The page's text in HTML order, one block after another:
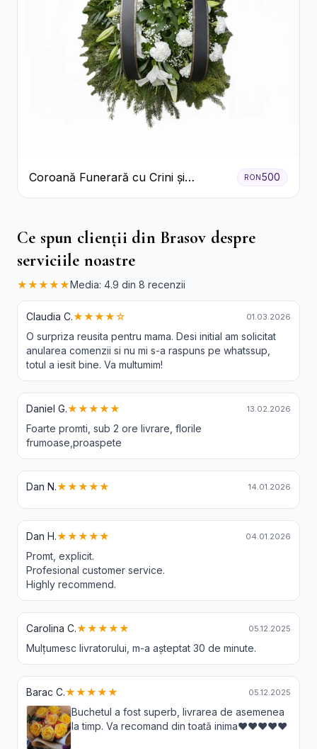
Coroană Funerară cu Crini și
Garoafe Albe
RON500
Ce spun clienții din Brasov despre
serviciile noastre
★★★★★Media: 4.9 din 8 recenzii
Claudia C.★★★★☆ 01.03.2026
O surpriza reusita pentru mama. Desi initial am solicitat
anularea comenzii si nu mi s-a raspuns pe whatssup,
totul a iesit bine. Va multumim!
Daniel G.★★★★★ 13.02.2026
Foarte promti, sub 2 ore livrare, florile
frumoase,proaspete
Dan N.★★★★★ 14.01.2026
Dan H.★★★★★ 04.01.2026
Promt, explicit.
Profesional customer service.
Highly recommend.
Carolina C.★★★★★ 05.12.2025
Mulțumesc livratorului, m-a așteptat 30 de minute.
Barac C.★★★★★ 05.12.2025
Buchetul a fost superb, livrarea de asemenea
la timp. Va recomand din toată inima❤️❤️❤️❤️❤️